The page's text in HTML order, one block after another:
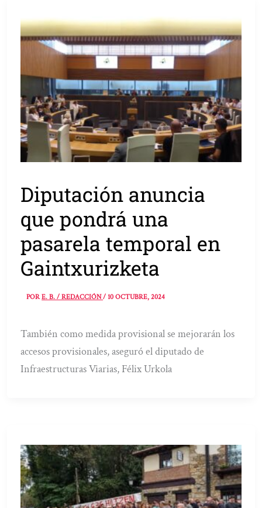
Diputación anuncia
que pondrá una
pasarela temporal en
Gaintxurizketa
PORE. B. / REDACCIÓN/10 OCTUBRE, 2024
También como medida provisional se mejorarán los
accesos provisionales, aseguró el diputado de
Infraestructuras Viarias, Félix Urkola